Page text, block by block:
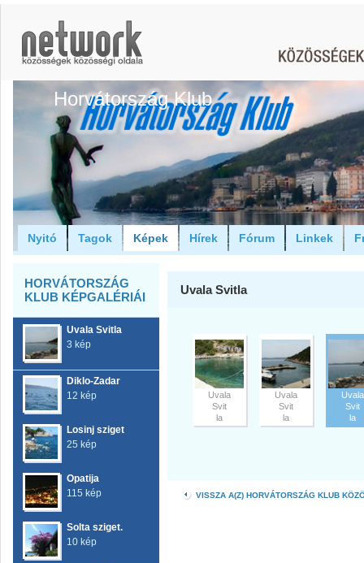
Horvátország Klub
Nyitó Tagok Képek Hírek Fórum Linkek
HORVÁTORSZÁG
KLUB KÉPGALÉRIÁI
Uvala Svitla
3 kép
Diklo-Zadar
12 kép
Losinj sziget
25 kép
Opatija
115 kép
Solta sziget.
10 kép
Uvala Svitla
Uvala
Svit
la
Uvala
Svit
la
Uvala
Svit
la
VISSZA A(Z) HORVÁTORSZÁG KLUB